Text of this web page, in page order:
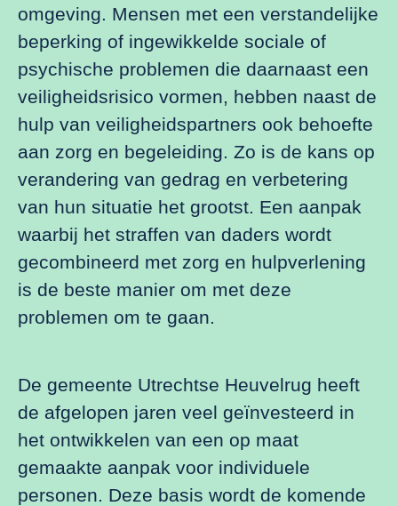
omgeving. Mensen met een verstandelijke
beperking of ingewikkelde sociale of
psychische problemen die daarnaast een
veiligheidsrisico vormen, hebben naast de
hulp van veiligheidspartners ook behoefte
aan zorg en begeleiding. Zo is de kans op
verandering van gedrag en verbetering
van hun situatie het grootst. Een aanpak
waarbij het straffen van daders wordt
gecombineerd met zorg en hulpverlening
is de beste manier om met deze
problemen om te gaan.
De gemeente Utrechtse Heuvelrug heeft
de afgelopen jaren veel geïnvesteerd in
het ontwikkelen van een op maat
gemaakte aanpak voor individuele
personen. Deze basis wordt de komende